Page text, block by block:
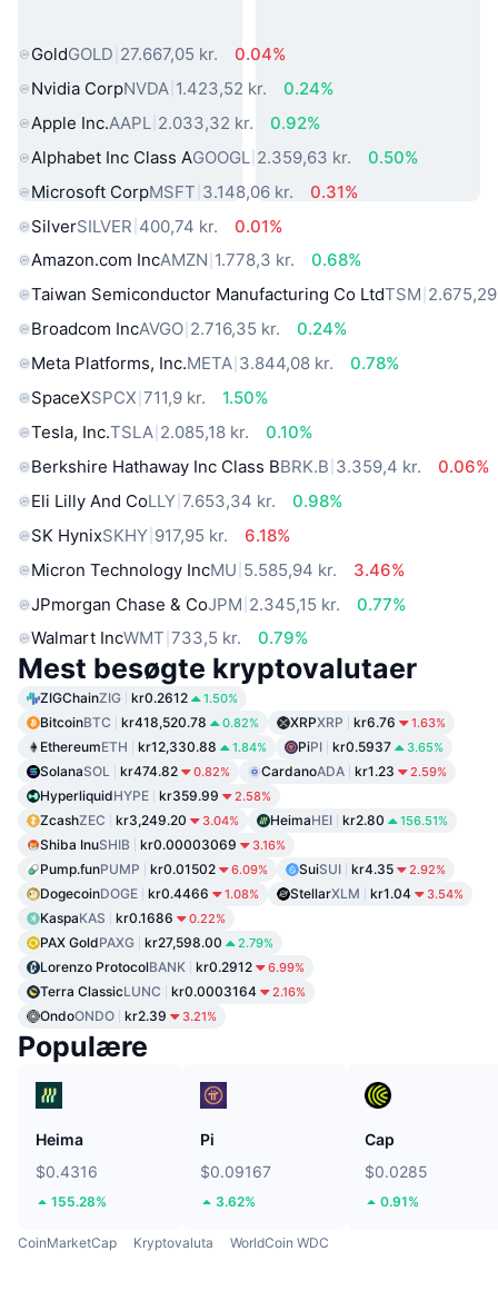
GoldGOLD 27.667,05 kr.
0.04%
Nvidia CorpNVDA 1.423,52 kr.
0.24%
Apple Inc.AAPL 2.033,32 kr.
0.92%
Alphabet Inc Class AGOOGL 2.359,63 kr.
0.50%
Microsoft CorpMSFT 3.148,06 kr.
0.31%
SilverSILVER 400,74 kr.
0.01%
Amazon.com IncAMZN 1.778,3 kr.
0.68%
Taiwan Semiconductor Manufacturing Co LtdTSM
Broadcom IncAVGO 2.716,35 kr.
0.24%
Meta Platforms, Inc.META 3.844,08 kr.
0.78%
SpaceXSPCX 711,9 kr.
1.50%
Tesla, Inc.TSLA 2.085,18 kr.
0.10%
Berkshire Hathaway Inc Class BBRK.B 3.359,4 kr.
0.06%
Eli Lilly And CoLLY 7.653,34 kr.
0.98%
SK HynixSKHY 917,95 kr.
6.18%
Micron Technology IncMU 5.585,94 kr.
3.46%
JPmorgan Chase & CoJPM 2.345,15 kr.
0.77%
Walmart IncWMT 733,5 kr. 0.79%
Mest besøgte kryptovalutaer
ZIGChainZIG kr0.2612 1.50%
BitcoinBTC kr418,520.78 0.82% XRPXRP kr6.76 1.63%
EthereumETH kr12,330.88 1.84% PiPI kr0.5937 3.65%
SolanaSOL kr474.82 0.82% CardanoADA kr1.23 2.59%
HyperliquidHYPE kr359.99 2.58%
ZcashZEC kr3,249.20 3.04% HeimaHEI kr2.80 156.51%
Shiba InuSHIB kr0.00003069 3.16%
Pump.funPUMP kr0.01502 6.09% SuiSUI kr4.35 2.92%
DogecoinDOGE kr0.4466 1.08% StellarXLM kr1.04 3.54%
KaspaKAS kr0.1686 0.22%
PAX GoldPAXG kr27,598.00 2.79%
Lorenzo ProtocolBANK kr0.2912 6.99%
Terra ClassicLUNC kr0.0003164 2.16%
OndoONDO kr2.39 3.21%
Populære
Heima
$0.4316
155.28%
Pi
$0.09167
3.62%
Cap
$0.0285
0.91%
CoinMarketCap Kryptovaluta WorldCoin WDC